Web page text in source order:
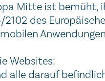
Mitte ist
des
Websites:
alle darauf